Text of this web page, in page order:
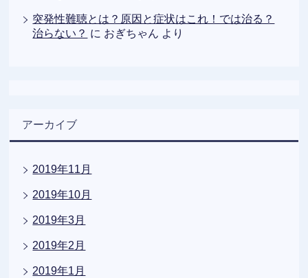
突発性難聴とは？原因と症状はこれ！では治る？
治らない？ に おぎちゃん より
アーカイブ
2019年11月
2019年10月
2019年3月
2019年2月
2019年1月